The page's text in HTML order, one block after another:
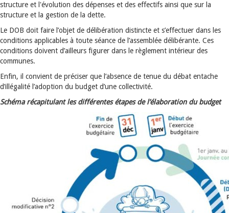
structure et l'évolution des dépenses et des effectifs ainsi que sur la
structure et la gestion de la dette.
Le DOB doit faire l’objet de délibération distincte et s’effectuer dans les
conditions applicables à toute séance de l’assemblée délibérante. Ces
conditions doivent d’ailleurs figurer dans le règlement intérieur des
communes.
Enfin, il convient de préciser que l’absence de tenue du débat entache
d’illégalité l’adoption du budget d’une collectivité.
Schéma récapitulant les différentes étapes de l’élaboration du budget